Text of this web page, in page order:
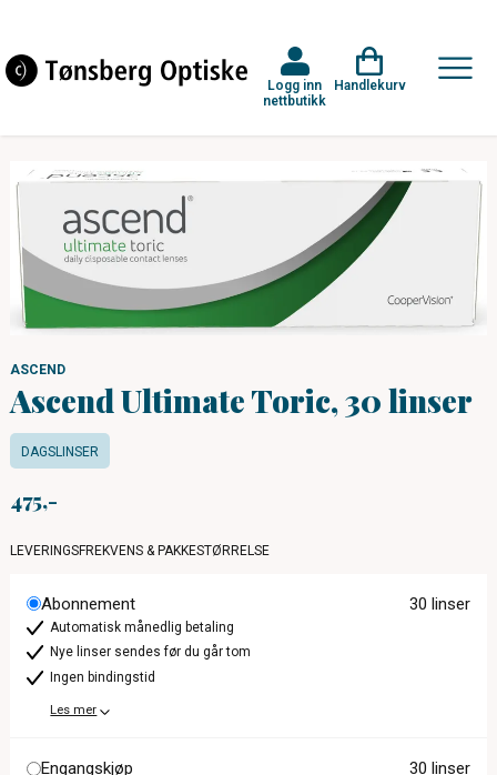
Logg inn
nettbutikk
Handlekurv
ASCEND
Ascend Ultimate Toric, 30 linser
DAGSLINSER
475
LEVERINGSFREKVENS & PAKKESTØRRELSE
Abonnement 30 linser
Automatisk månedlig betaling
Nye linser sendes før du går tom
Ingen bindingstid
Les mer
Engangskjøp 30 linser